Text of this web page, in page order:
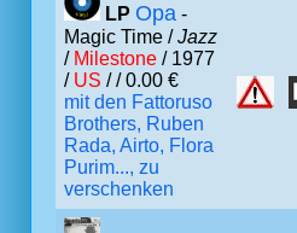
LP Opa -
Magic Time /Jazz
/ Milestone / 1977
/ US / / 0.00 €
mit den Fattoruso
Brothers, Ruben
Rada, Airto, Flora
Purim..., zu
verschenken